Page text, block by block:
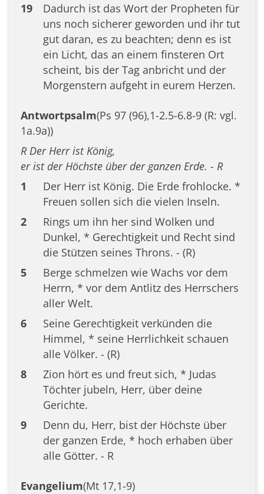
19
Dadurch ist das Wort der Propheten für
uns noch sicherer geworden und ihr tut
gut daran, es zu beachten; denn es ist
ein Licht, das an einem finsteren Ort
scheint, bis der Tag anbricht und der
Morgenstern aufgeht in eurem Herzen.
Antwortpsalm(Ps 97 (96),1-2.5-6.8-9 (R: vgl.
1a.9a))
R Der Herr ist König,
er ist der Höchste über der ganzen Erde. - R
1
Der Herr ist König. Die Erde frohlocke. *
Freuen sollen sich die vielen Inseln.
2
Rings um ihn her sind Wolken und
Dunkel, * Gerechtigkeit und Recht sind
die Stützen seines Throns. - (R)
5
Berge schmelzen wie Wachs vor dem
Herrn, * vor dem Antlitz des Herrschers
aller Welt.
6
Seine Gerechtigkeit verkünden die
Himmel, * seine Herrlichkeit schauen
alle Völker. - (R)
8
Zion hört es und freut sich, * Judas
Töchter jubeln, Herr, über deine
Gerichte.
9
Denn du, Herr, bist der Höchste über
der ganzen Erde, * hoch erhaben über
alle Götter. - R
Evangelium(Mt 17,1-9)